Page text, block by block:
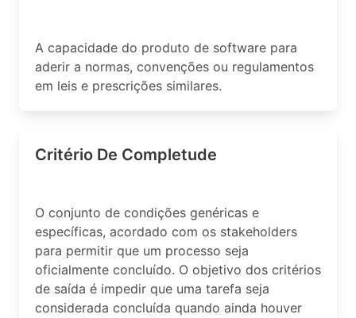
A capacidade do produto de software para
aderir a normas, convenções ou regulamentos
em leis e prescrições similares.
Critério De Completude
O conjunto de condições genéricas e
específicas, acordado com os stakeholders
para permitir que um processo seja
oficialmente concluído. O objetivo dos critérios
de saída é impedir que uma tarefa seja
considerada concluída quando ainda houver